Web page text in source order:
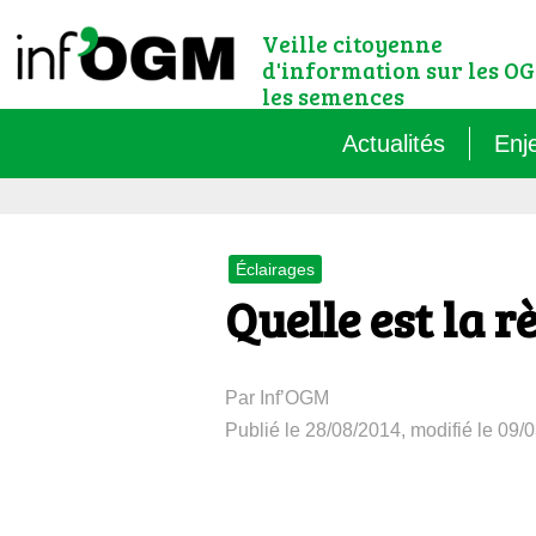
Veille citoyenne
d'information sur les
les semences
Actualités
Le
Éclairages
Quelle est la
Par Inf’OGM
Publié le 28/08/2014, modifié le 09/